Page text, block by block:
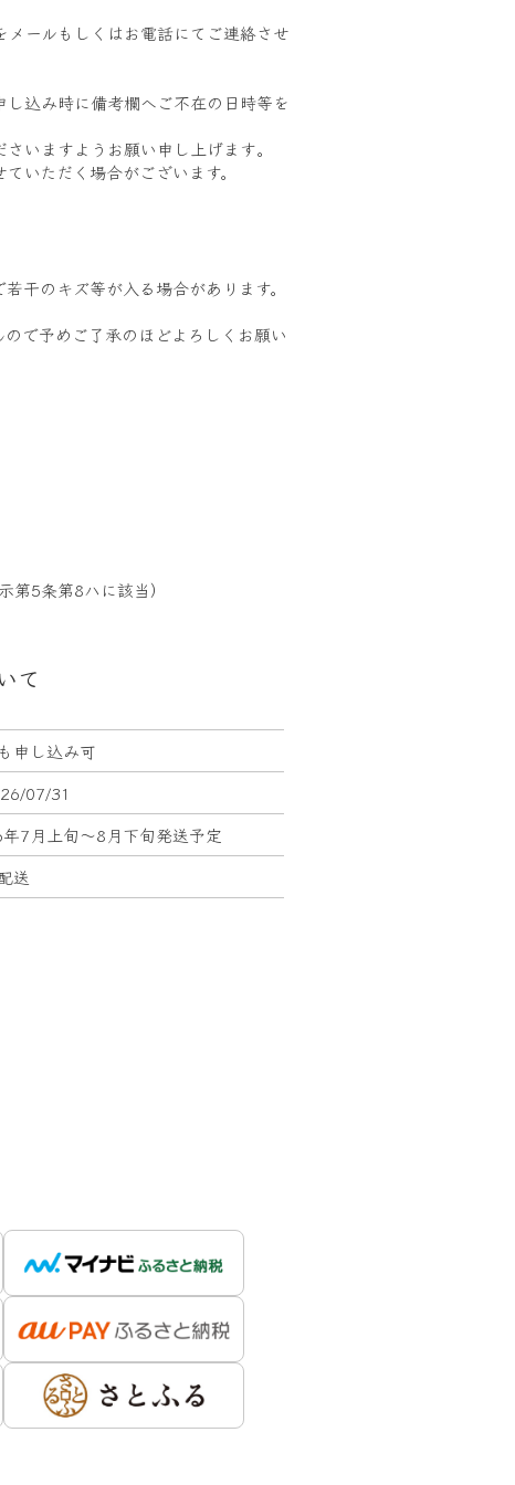
ールもしくはお電話にてご連絡させ
込み時に備考欄へご不在の日時等を
いますようお願い申し上げます｡
いただく場合がございます。
干のキズ等が入る場合があります。
で予めご了承のほどよろしくお願い
5条第8ハに該当）
て
申し込み可
07/31
7月上旬～8月下旬発送予定
送